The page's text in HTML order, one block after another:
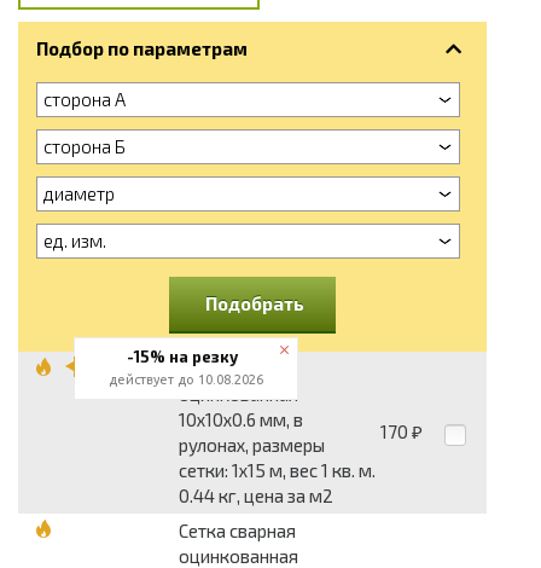
Подбор по параметрам
сторона А
сторона Б
диаметр
ед. изм.
Подобрать
Сетка сварная
оцинкованная
10x10x0.6 мм, в
рулонах, размеры
сетки: 1x15 м, вес 1 кв. м.
0.44 кг, цена за м2
170 ₽
Сетка сварная
оцинкованная
-15% на резку
действует до 10.08.2026